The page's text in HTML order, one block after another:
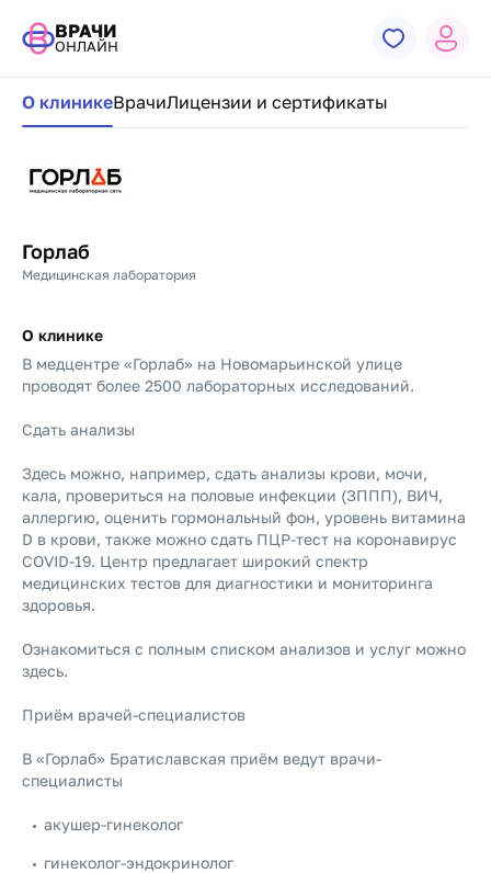
ВРАЧИ
ОНЛАЙН
Навигация по странице клиники
О клиникеВрачиЛицензии и сертификаты
Горлаб
Медицинская лаборатория
О клинике
В медцентре «Горлаб» на Новомарьинской улице
проводят более 2500 лабораторных исследований.
Сдать анализы
Здесь можно, например, сдать анализы крови, мочи,
кала, провериться на половые инфекции (ЗППП), ВИЧ,
аллергию, оценить гормональный фон, уровень витамина
D в крови, также можно сдать ПЦР-тест на коронавирус
COVID-19. Центр предлагает широкий спектр
медицинских тестов для диагностики и мониторинга
здоровья.
Ознакомиться с полным списком анализов и услуг можно
здесь.
Приём врачей-специалистов
В «Горлаб» Братиславская приём ведут врачи-
специалисты
акушер-гинеколог
гинеколог-эндокринолог